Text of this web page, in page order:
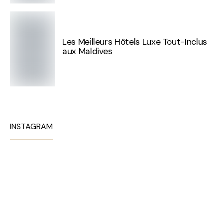
Les Meilleurs Hôtels Luxe Tout-Inclus
aux Maldives
INSTAGRAM